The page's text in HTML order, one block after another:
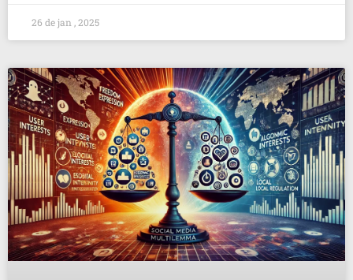
26 de jan , 2025